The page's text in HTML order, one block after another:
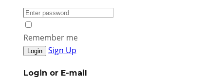
Remember me
Sign Up
Login or E-mail